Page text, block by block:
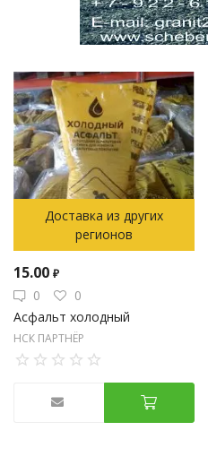
Доставка из других
регионов
15.00 ₽
0
0
Асфальт холодный
НСК ПАРТНЁР